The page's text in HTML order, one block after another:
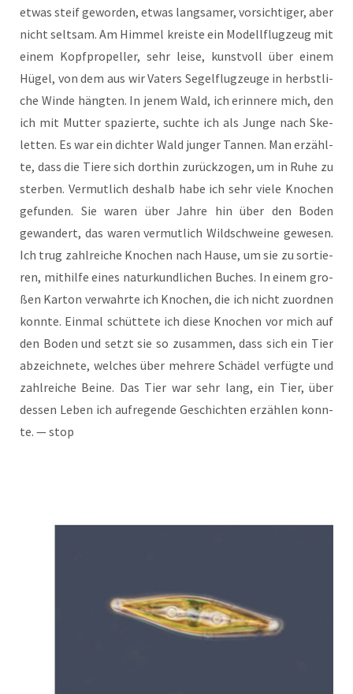
etwas steif gewor­den, etwas lang­sa­mer, vor­sich­ti­ger, aber
nicht selt­sam. Am Him­mel kreis­te ein Modell­flug­zeug mit
einem Kopf­pro­pel­ler, sehr lei­se, kunst­voll über einem
Hügel, von dem aus wir Vaters Segel­flug­zeu­ge in herbst­li­
che Win­de häng­ten. In jenem Wald, ich erin­ne­re mich, den
ich mit Mut­ter spa­zier­te, such­te ich als Jun­ge nach Ske­
let­ten. Es war ein dich­ter Wald jun­ger Tan­nen. Man erzähl­
te, dass die Tie­re sich dort­hin zurück­zo­gen, um in Ruhe zu
ster­ben. Ver­mut­lich des­halb habe ich sehr vie­le Kno­chen
gefun­den. Sie waren über Jah­re hin über den Boden
gewan­dert, das waren ver­mut­lich Wild­schwei­ne gewe­sen.
Ich trug zahl­rei­che Kno­chen nach Hau­se, um sie zu sor­tie­
ren, mit­hil­fe eines natur­kund­li­chen Buches. In einem gro­
ßen Kar­ton ver­wahr­te ich Kno­chen, die ich nicht zuord­nen
konn­te. Ein­mal schüt­te­te ich die­se Kno­chen vor mich auf
den Boden und setzt sie so zusam­men, dass sich ein Tier
abzeich­ne­te, wel­ches über meh­re­re Schä­del ver­füg­te und
zahl­rei­che Bei­ne. Das Tier war sehr lang, ein Tier, über
des­sen Leben ich auf­re­gen­de Geschich­ten erzäh­len konn­
te. — stop